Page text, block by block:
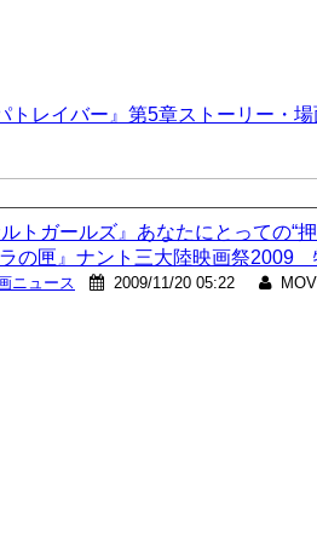
トレイバー』第5章ストーリー・
トガールズ』あなたにとっての“押
ラの匣』ナント三大陸映画祭2009
ニュース 2009/11/20 05:22